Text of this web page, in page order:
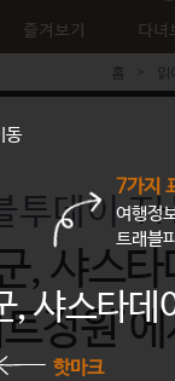
홈 > 읽
투데이
, 샤스
트정원’
동
, 샤스타데
7가지
여행정
트래블
핫마크